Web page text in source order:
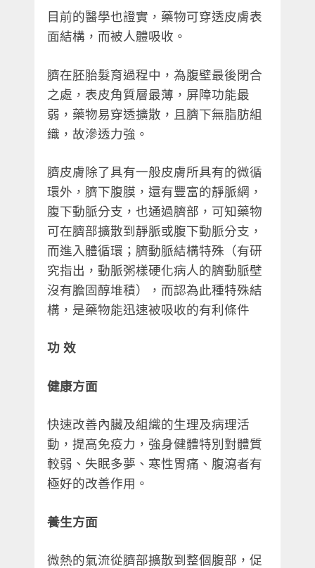
目前的醫學也證實，藥物可穿透皮膚表
面結構，而被人體吸收。
臍在胚胎髮育過程中，為腹壁最後閉合
之處，表皮角質層最薄，屏障功能最
弱，藥物易穿透擴散，且臍下無脂肪組
織，故滲透力強。
臍皮膚除了具有一般皮膚所具有的微循
環外，臍下腹膜，還有豐富的靜脈網，
腹下動脈分支，也通過臍部，可知藥物
可在臍部擴散到靜脈或腹下動脈分支，
而進入體循環；臍動脈結構特殊（有研
究指出，動脈粥樣硬化病人的臍動脈壁
沒有膽固醇堆積），而認為此種特殊結
構，是藥物能迅速被吸收的有利條件
功 效
健康方面
快速改善內臟及組織的生理及病理活
動，提高免疫力，強身健體特別對體質
較弱、失眠多夢、寒性胃痛、腹瀉者有
極好的改善作用。
養生方面
微熱的氣流從臍部擴散到整個腹部，促